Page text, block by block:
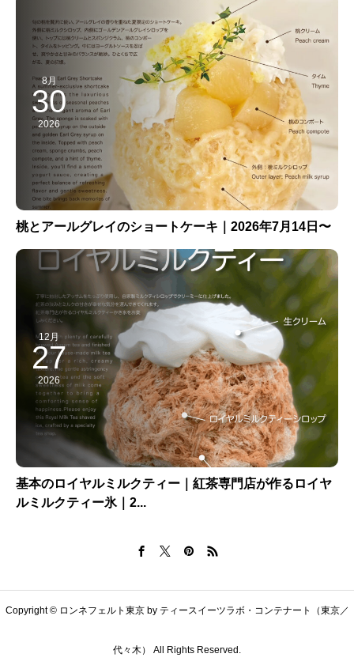
8月
30
2026
桃とアールグレイのショートケーキ｜2026年7月14日〜
12月
27
2026
基本のロイヤルミルクティー｜紅茶専門店が作るロイヤ
ルミルクティー氷｜2...
Copyright © ロンネフェルト東京 by ティースイーツラボ・コンテナート（東京／
代々木） All Rights Reserved.